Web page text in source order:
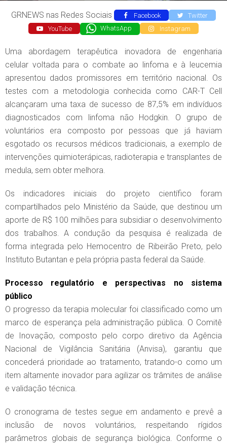
GRNEWS nas Redes Sociais Facebook
Twitter
YouTube
WhatsApp Instagram
Uma abordagem terapêutica inovadora de engenharia
celular voltada para o combate ao linfoma e à leucemia
apresentou dados promissores em território nacional. Os
testes com a metodologia conhecida como CAR-T Cell
alcançaram uma taxa de sucesso de 87,5% em indivíduos
diagnosticados com linfoma não Hodgkin. O grupo de
voluntários era composto por pessoas que já haviam
esgotado os recursos médicos tradicionais, a exemplo de
intervenções quimioterápicas, radioterapia e transplantes de
medula, sem obter melhora.
Os indicadores iniciais do projeto científico foram
compartilhados pelo Ministério da Saúde, que destinou um
aporte de R$ 100 milhões para subsidiar o desenvolvimento
dos trabalhos. A condução da pesquisa é realizada de
forma integrada pelo Hemocentro de Ribeirão Preto, pelo
Instituto Butantan e pela própria pasta federal da Saúde.
Processo regulatório e perspectivas no sistema
público
O progresso da terapia molecular foi classificado como um
marco de esperança pela administração pública. O Comitê
de Inovação, composto pelo corpo diretivo da Agência
Nacional de Vigilância Sanitária (Anvisa), garantiu que
concederá prioridade ao tratamento, tratando-o como um
item altamente inovador para agilizar os trâmites de análise
e validação técnica.
O cronograma de testes segue em andamento e prevê a
inclusão de novos voluntários, respeitando rígidos
parâmetros globais de segurança biológica. Conforme o